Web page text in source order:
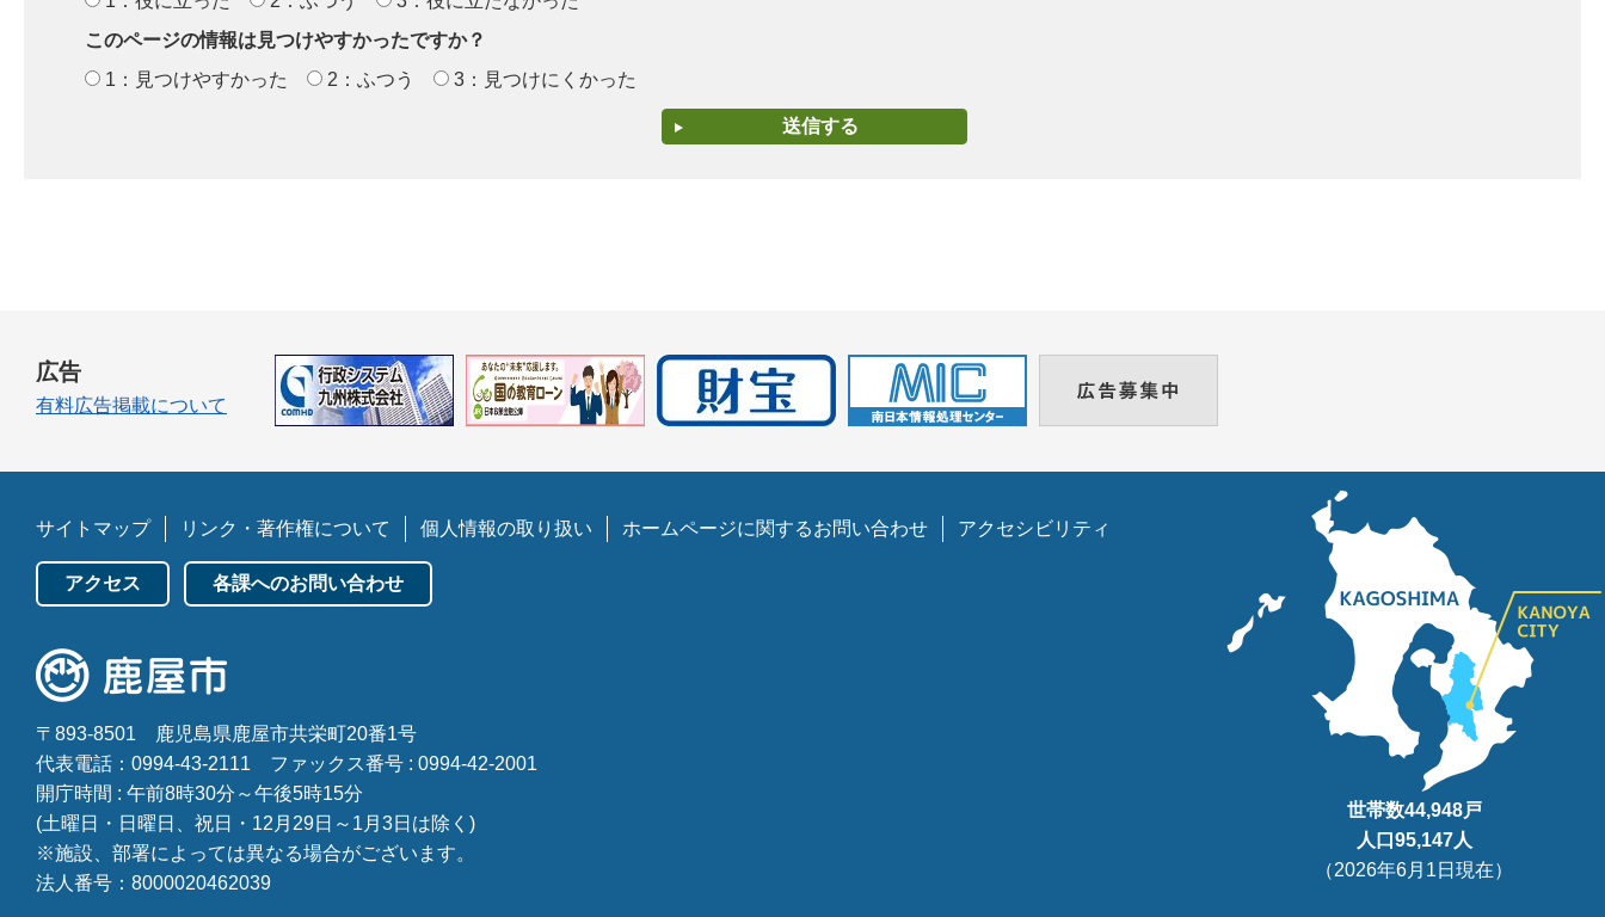
このページの情報は見つけやすかったですか？
1：見つけやすかった
2：ふつう 3：見つけにくかった
広告
有料広告掲載について
サイトマップ リンク・著作権について 個人情報の取り扱い ホームページに関するお問い合わせ アクセシビリティ
アクセス 各課へのお問い合わせ
〒893-8501
鹿児島県鹿屋市共栄町20番1号
代表電話：0994-43-2111
ファックス番号 : 0994-42-2001
開庁時間 : 午前8時30分～午後5時15分
(土曜日・日曜日、祝日・12月29日～1月3日は除く)
※施設、部署によっては異なる場合がございます。
法人番号：8000020462039
世帯数44,948戸
人口95,147人
（2026年6月1日現在）